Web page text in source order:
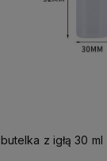
butelka z igłą 30 ml